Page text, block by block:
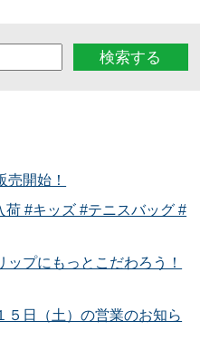
検索する
開始！
荷 #キッズ #テニスバッグ #
プにもっとこだわろう！
５日（土）の営業のお知ら